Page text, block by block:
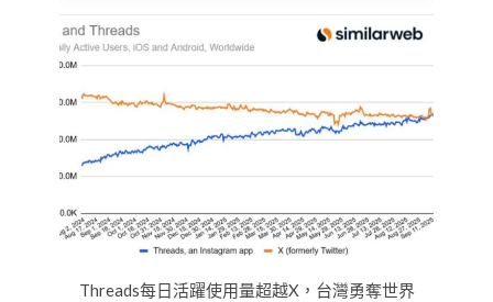
Threads每日活躍使用量超越X，台灣勇奪世界